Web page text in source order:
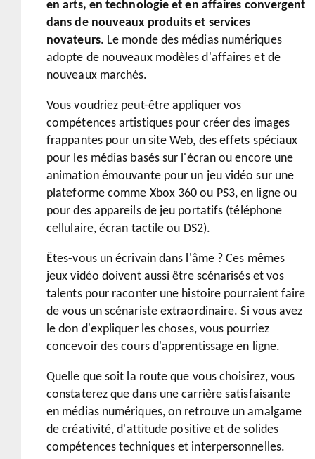
en arts, en technologie et en affaires convergent
dans de nouveaux produits et services
novateurs. Le monde des médias numériques
adopte de nouveaux modèles d'affaires et de
nouveaux marchés.
Vous voudriez peut-être appliquer vos
compétences artistiques pour créer des images
frappantes pour un site Web, des effets spéciaux
pour les médias basés sur l'écran ou encore une
animation émouvante pour un jeu vidéo sur une
plateforme comme Xbox 360 ou PS3, en ligne ou
pour des appareils de jeu portatifs (téléphone
cellulaire, écran tactile ou DS2).
Êtes-vous un écrivain dans l'âme ? Ces mêmes
jeux vidéo doivent aussi être scénarisés et vos
talents pour raconter une histoire pourraient faire
de vous un scénariste extraordinaire. Si vous avez
le don d'expliquer les choses, vous pourriez
concevoir des cours d'apprentissage en ligne.
Quelle que soit la route que vous choisirez, vous
constaterez que dans une carrière satisfaisante
en médias numériques, on retrouve un amalgame
de créativité, d'attitude positive et de solides
compétences techniques et interpersonnelles.